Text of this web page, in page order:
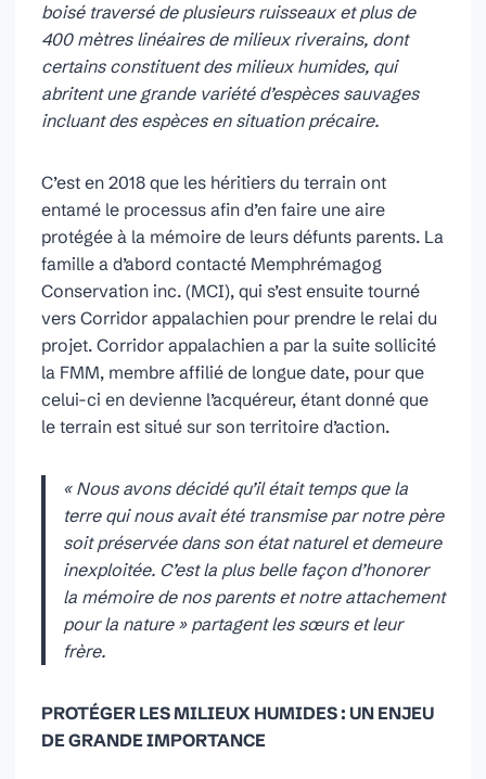
boisé traversé de plusieurs ruisseaux et plus de
400 mètres linéaires de milieux riverains, dont
certains constituent des milieux humides, qui
abritent une grande variété d’espèces sauvages
incluant des espèces en situation précaire.
C’est en 2018 que les héritiers du terrain ont
entamé le processus afin d’en faire une aire
protégée à la mémoire de leurs défunts parents. La
famille a d’abord contacté Memphrémagog
Conservation inc. (MCI), qui s’est ensuite tourné
vers Corridor appalachien pour prendre le relai du
projet. Corridor appalachien a par la suite sollicité
la FMM, membre affilié de longue date, pour que
celui-ci en devienne l’acquéreur, étant donné que
le terrain est situé sur son territoire d’action.
« Nous avons décidé qu’il était temps que la
terre qui nous avait été transmise par notre père
soit préservée dans son état naturel et demeure
inexploitée. C’est la plus belle façon d’honorer
la mémoire de nos parents et notre attachement
pour la nature » partagent les sœurs et leur
frère.
PROTÉGER LES MILIEUX HUMIDES : UN ENJEU
DE GRANDE IMPORTANCE